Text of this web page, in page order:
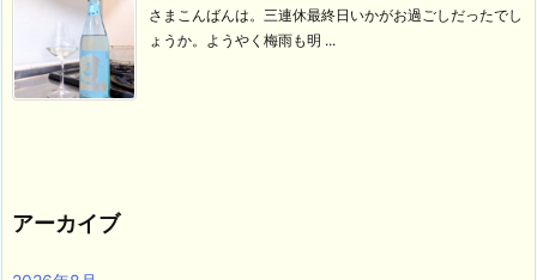
さまこんばんは。三連休最終日いかがお過ごしだったでし
ょうか。ようやく梅雨も明 ...
アーカイブ